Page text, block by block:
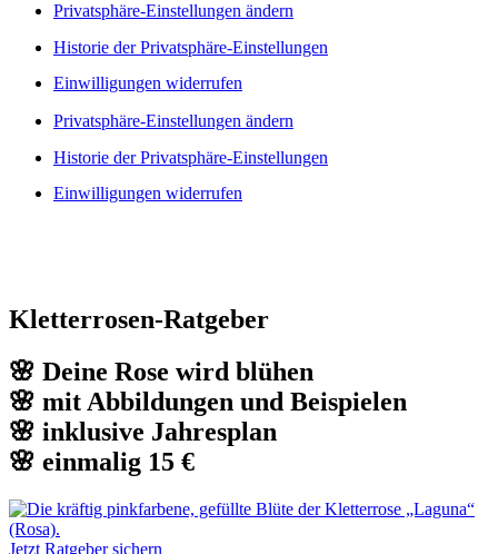
Privatsphäre-Einstellungen ändern
Historie der Privatsphäre-Einstellungen
Einwilligungen widerrufen
Privatsphäre-Einstellungen ändern
Historie der Privatsphäre-Einstellungen
Einwilligungen widerrufen
Kletterrosen-Ratgeber
🌸 Deine Rose wird blühen
🌸 mit Abbildungen und Beispielen
🌸 inklusive Jahresplan
🌸 einmalig 15 €
Jetzt Ratgeber sichern